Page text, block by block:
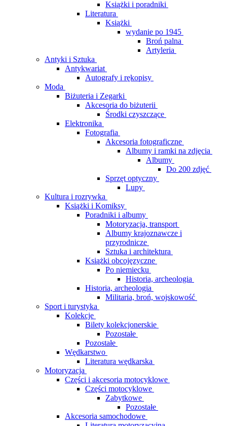
Książki i poradniki
Literatura
Książki
wydanie po 1945
Broń palna
Artyleria
Antyki i Sztuka
Antykwariat
Autografy i rękopisy
Moda
Biżuteria i Zegarki
Akcesoria do biżuterii
Środki czyszczące
Elektronika
Fotografia
Akcesoria fotograficzne
Albumy i ramki na zdjęcia
Albumy
Do 200 zdjęć
Sprzęt optyczny
Lupy
Kultura i rozrywka
Książki i Komiksy
Poradniki i albumy
Motoryzacja, transport
Albumy krajoznawcze i
przyrodnicze
Sztuka i architektura
Książki obcojęzyczne
Po niemiecku
Historia, archeologia
Historia, archeologia
Militaria, broń, wojskowość
Sport i turystyka
Kolekcje
Bilety kolekcjonerskie
Pozostałe
Pozostałe
Wędkarstwo
Literatura wędkarska
Motoryzacja
Części i akcesoria motocyklowe
Części motocyklowe
Zabytkowe
Pozostałe
Akcesoria samochodowe